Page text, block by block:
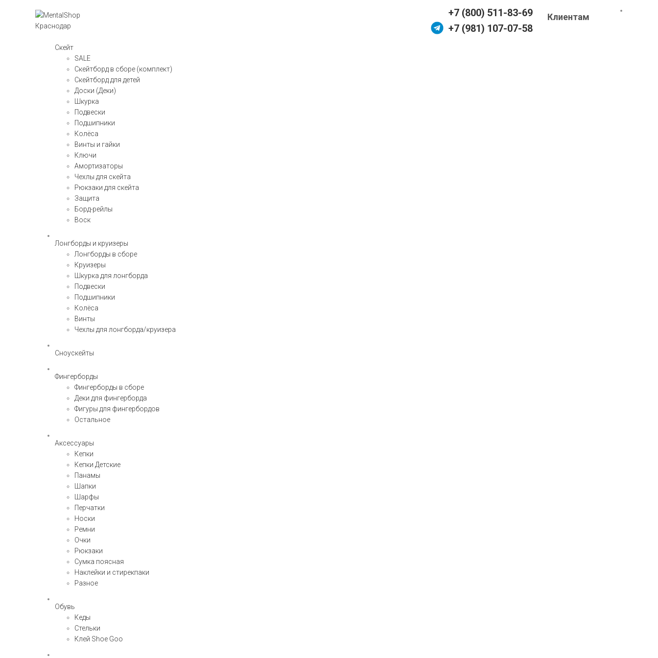
+7 (800) 511-83-69
+7 (981) 107-07-58
Клиентам
Скейт
SALE
Скейтборд в сборе (комплект)
Скейтборд для детей
Доски (Деки)
Шкурка
Подвески
Подшипники
Колёса
Винты и гайки
Ключи
Амортизаторы
Чехлы для скейта
Рюкзаки для скейта
Защита
Борд-рейлы
Воск
Лонгборды и круизеры
Лонгборды в сборе
Круизеры
Шкурка для лонгборда
Подвески
Подшипники
Колёса
Винты
Чехлы для лонгборда/круизера
Сноускейты
Фингерборды
Фингерборды в сборе
Деки для фингерборда
Фигуры для фингербордов
Остальное
Аксессуары
Кепки
Кепки Детские
Панамы
Шапки
Шарфы
Перчатки
Носки
Ремни
Очки
Рюкзаки
Сумка поясная
Наклейки и стирекпаки
Разное
Обувь
Кеды
Стельки
Клей Shoe Goo